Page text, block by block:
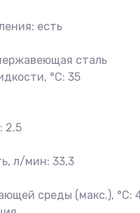
есть
сталь
°С: 35
2.5
л/мин: 33,3
среды (макс.), °С: